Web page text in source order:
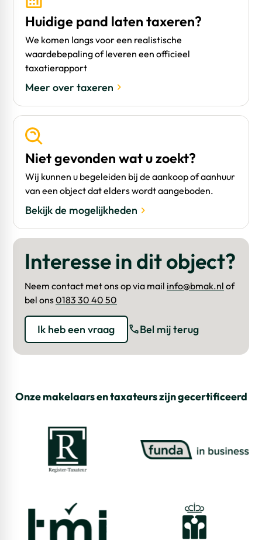
Interesse in dit object?
Neem contact met ons op via mail info@bmak.nl of
bel ons0183 30 40 50
Ik heb een vraag Bel mij terug
Huidige pand laten taxeren?
We komen langs voor een realistische
waardebepaling of leveren een officieel
taxatierapport
Meer over taxeren
Niet gevonden wat u zoekt?
Wij kunnen u begeleiden bij de aankoop of aanhuur
van een object dat elders wordt aangeboden.
Bekijk de mogelijkheden
Onze makelaars en taxateurs zijn gecertificeerd